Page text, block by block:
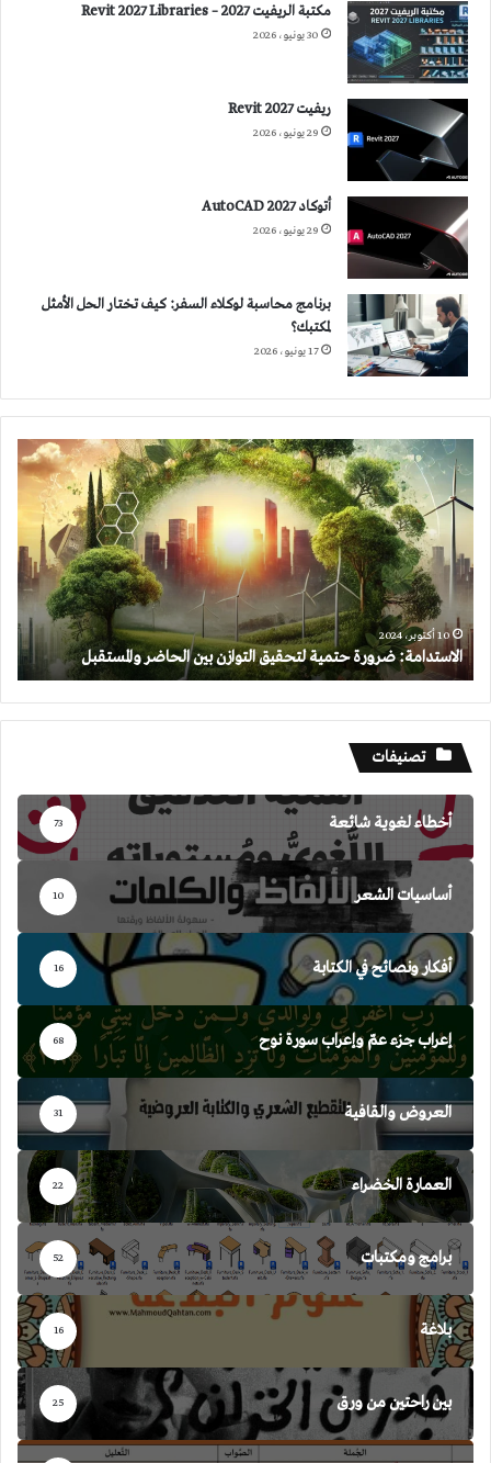
مكتبة الريفيت 2027 – Revit 2027 Libraries
30 يونيو، 2026
ريفيت 2027 Revit
29 يونيو، 2026
أتوكاد 2027 AutoCAD
29 يونيو، 2026
برنامج محاسبة لوكلاء السفر: كيف تختار الحل الأمثل
لمكتبك؟
17 يونيو، 2026
الاستدامة:
ضرورة
حتمية
لتحقيق
التوازن
بين
الحاضر
والمستقبل
10 أكتوبر، 2024
الاستدامة: ضرورة حتمية لتحقيق التوازن بين الحاضر والمستقبل
تصنيفات
أخطاء لغوية شائعة 73
أساسيات الشعر 10
أفكار ونصائح في الكتابة 16
إعراب جزء عمّ وإعراب سورة نوح 68
العروض والقافية 31
العمارة الخضراء 22
برامج ومكتبات 52
بلاغة 16
بين راحتين من ورق 25